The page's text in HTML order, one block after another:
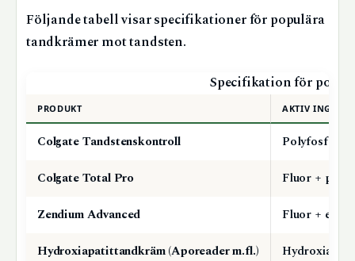
Följande tabell visar specifikationer för populära
tandkrämer mot tandsten.
Specifikation för
PRODUKT AKTIV
Colgate Tandstenskontroll
Polyfosfat
Colgate Total Pro
Fluor +
Zendium Advanced
Fluor +
Hydroxiapatittandkräm (Aporeader m.fl.)
Hydroxiapatit